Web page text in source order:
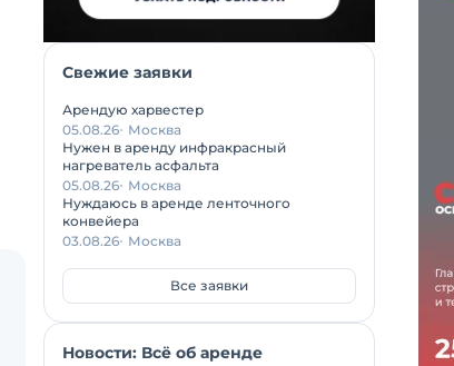
Свежие заявки
Арендую харвестер
05.08.26 Москва
Нужен в аренду инфракрасный
нагреватель асфальта
05.08.26 Москва
Нуждаюсь в аренде ленточного
конвейера
03.08.26 Москва
Все заявки
Новости: Всё об аренде